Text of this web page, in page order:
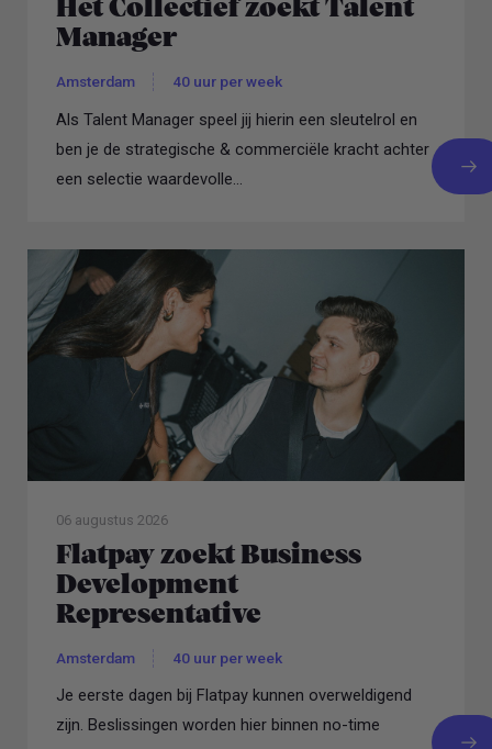
Het Collectief zoekt Talent
Manager
Amsterdam 40 uur per week
Als Talent Manager speel jij hierin een sleutelrol en
ben je de strategische & commerciële kracht achter
een selectie waardevolle...
06 augustus 2026
Flatpay zoekt Business
Development
Representative
Amsterdam 40 uur per week
Je eerste dagen bij Flatpay kunnen overweldigend
zijn. Beslissingen worden hier binnen no-time